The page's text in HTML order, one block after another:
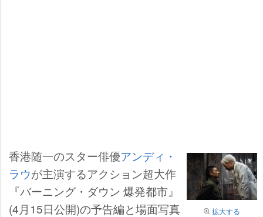
拡大する
香港随一のスター俳優アンディ・
ラウが主演するアクション超大作
『バーニング・ダウン 爆発都市』
(4月15日公開)の予告編と場面写真